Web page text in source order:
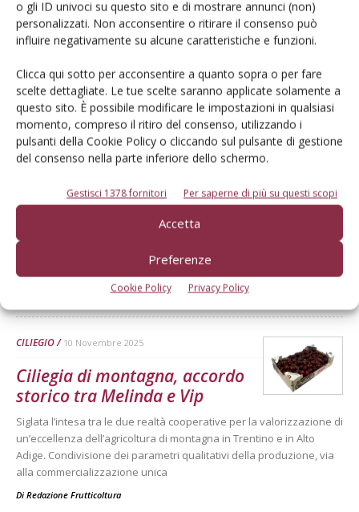
o gli ID univoci su questo sito e di mostrare annunci (non)
personalizzati. Non acconsentire o ritirare il consenso può
influire negativamente su alcune caratteristiche e funzioni.
Clicca qui sotto per acconsentire a quanto sopra o per fare
scelte dettagliate. Le tue scelte saranno applicate solamente a
questo sito. È possibile modificare le impostazioni in qualsiasi
momento, compreso il ritiro del consenso, utilizzando i
pulsanti della Cookie Policy o cliccando sul pulsante di gestione
del consenso nella parte inferiore dello schermo.
Gestisci 1378 fornitori Per saperne di più su questi scopi
Accetta
Preferenze
Cookie Policy Privacy Policy
Dalla stessa categoria
ARTICOLI ABBONATI 13 Aprile 2026
Ciliegie cilene: più ombre che
luci sul futuro
Espansione produttiva senza precedenti, massificazione
dell’offerta, eccessiva dipendenza dal mercato cinese rischiano di
mettere in crisi un settore che negli ultimi anni era invidiato nel
Di America Ramirez M. - Decofrut, Santiago (Cile)-
CILIEGIO 10 Novembre 2025
Ciliegia di montagna, accordo
storico tra Melinda e Vip
Siglata l’intesa tra le due realtà cooperative per la valorizzazione di
un’eccellenza dell’agricoltura di montagna in Trentino e in Alto
Adige. Condivisione dei parametri qualitativi della produzione, via
alla commercializzazione unica
Di Redazione Frutticoltura